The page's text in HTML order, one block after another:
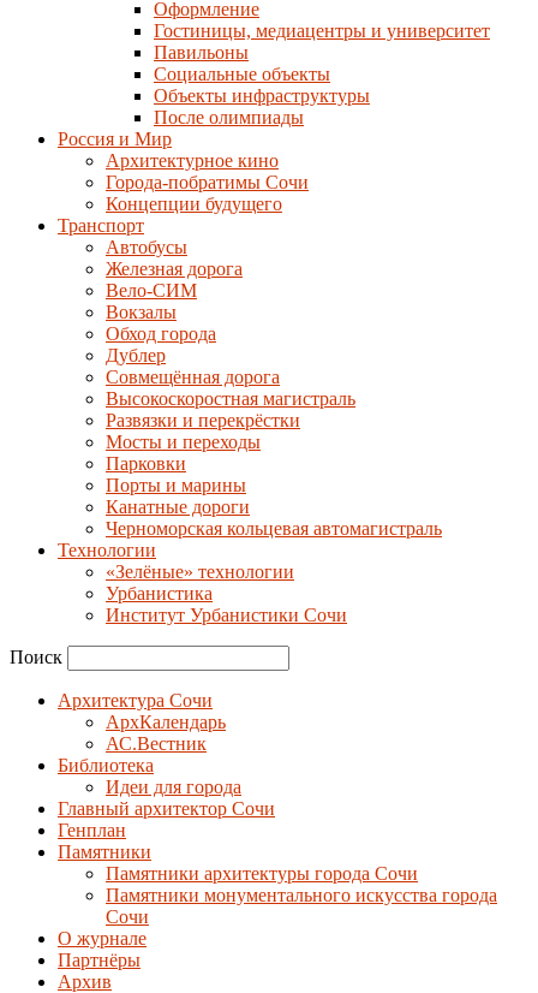
Оформление
Гостиницы, медиацентры и университет
Павильоны
Социальные объекты
Объекты инфраструктуры
После олимпиады
Россия и Мир
Архитектурное кино
Города-побратимы Сочи
Концепции будущего
Транспорт
Автобусы
Железная дорога
Вело-СИМ
Вокзалы
Обход города
Дублер
Совмещённая дорога
Высокоскоростная магистраль
Развязки и перекрёстки
Мосты и переходы
Парковки
Порты и марины
Канатные дороги
Черноморская кольцевая автомагистраль
Технологии
«Зелёные» технологии
Урбанистика
Институт Урбанистики Сочи
Поиск
Архитектура Сочи
АрхКалендарь
АС.Вестник
Библиотека
Идеи для города
Главный архитектор Сочи
Генплан
Памятники
Памятники архитектуры города Сочи
Памятники монументального искусства города
Сочи
О журнале
Партнёры
Архив